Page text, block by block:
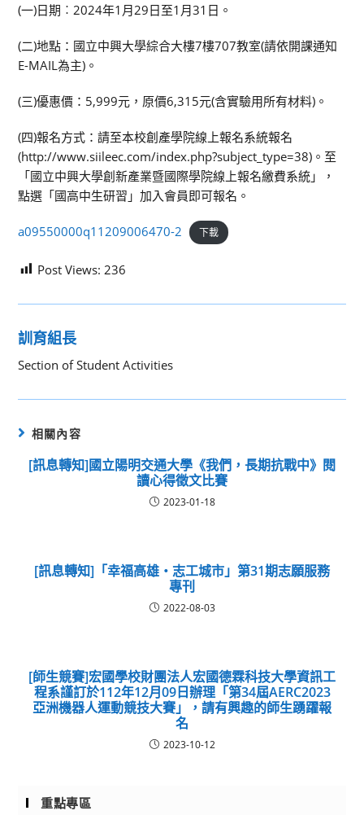
(一)日期︰2024年1月29日至1月31日。
(二)地點：國立中興大學綜合大樓7樓707教室(請依開課通知
E-MAIL為主)。
(三)優惠價：5,999元，原價6,315元(含實驗用所有材料)。
(四)報名方式：請至本校創產學院線上報名系統報名
(http://www.siileec.com/index.php?subject_type=38)。至
「國立中興大學創新產業暨國際學院線上報名繳費系統」，
點選「國高中生研習」加入會員即可報名。
a09550000q11209006470-2 下載
Post Views: 236
訓育組長
Section of Student Activities
相關內容
[訊息轉知]國立陽明交通大學《我們，長期抗戰中》閱
讀心得徵文比賽
2023-01-18
[訊息轉知]「幸福高雄‧志工城市」第31期志願服務
專刊
2022-08-03
[師生競賽]宏國學校財團法人宏國德霖科技大學資訊工
程系謹訂於112年12月09日辦理「第34屆AERC2023
亞洲機器人運動競技大賽」，請有興趣的師生踴躍報
名
2023-10-12
重點專區